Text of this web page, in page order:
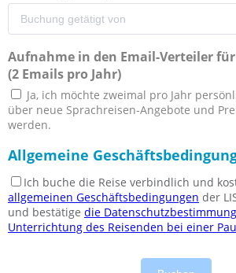
Aufnahme in den Email-Verteiler
(2 Emails pro Jahr)
Ja, ich möchte zweimal pro Jahr
über neue Sprachreisen-Angebote und
werden.
Allgemeine
Ich buche die Reise verbindlich und
allgemeinen Geschäftsbedingungen der
und bestätige die
Unterrichtung des Reisenden bei einer